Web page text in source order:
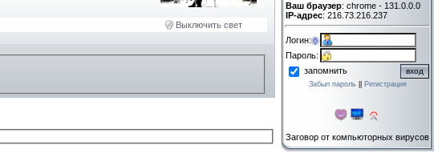
Выключить свет
Ваш браузер: chrome - 131.0.0.0
IP-адрес: 216.73.216.237
Логин:
Пароль:
запомнить
Забыл пароль|| Регистрация
Заговор от компьюторных вирусов